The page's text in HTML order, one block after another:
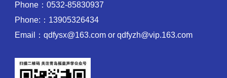
Phone：0532-85830937
Phone:：13905326434
Email：qdfysx@163.com or qdfyzh@vip.163.com